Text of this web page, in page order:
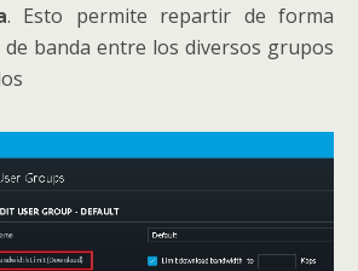
. Esto permite repartir de forma
banda entre los diversos grupos